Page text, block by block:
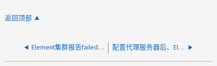
返回顶部
Element集群报告failedSpacedToFull和sensorReadingFaed警报 配置代理服务器后、Element集群停止向Active IQ报告